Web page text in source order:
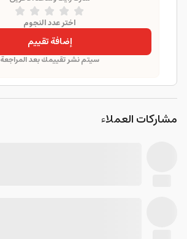
اختر عدد النجوم
إضافة تقييم
سيتم نشر تقييمك بعد المراجعة
مشاركات العملاء